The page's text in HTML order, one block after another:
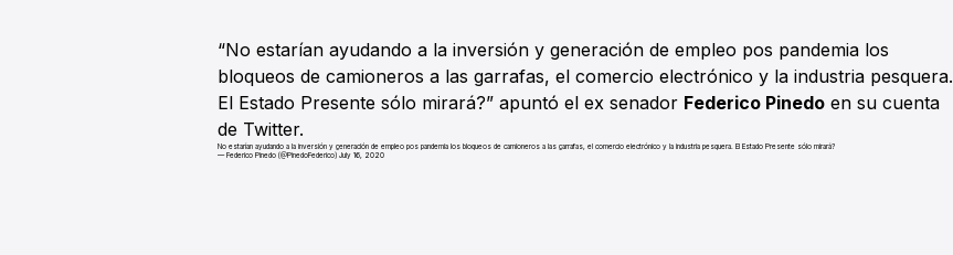
“No estarían ayudando a la inversión y generación de empleo pos pandemia los
bloqueos de camioneros a las garrafas, el comercio electrónico y la industria pesquera.
El Estado Presente sólo mirará?” apuntó el ex senador Federico Pinedo en su cuenta
de Twitter.
No estarían ayudando a la inversión y generación de empleo pos pandemia los bloqueos de camioneros a las garrafas, el comercio electrónico y la industria pesquera. El Estado Presente sólo mirará?
— Federico Pinedo (@PinedoFederico) July 16, 2020